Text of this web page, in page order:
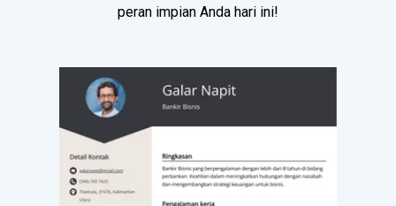
peran impian Anda hari ini!